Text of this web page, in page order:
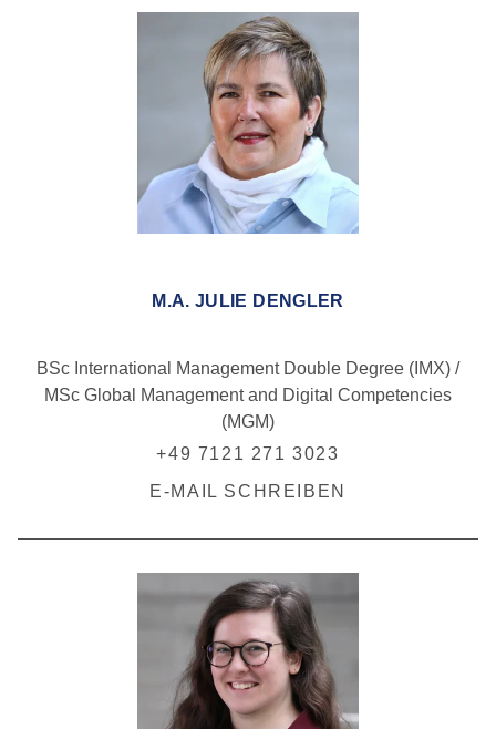
M.A. JULIE DENGLER
BSc International Management Double Degree (IMX) /
MSc Global Management and Digital Competencies
(MGM)
+49 7121 271 3023
E-MAIL SCHREIBEN